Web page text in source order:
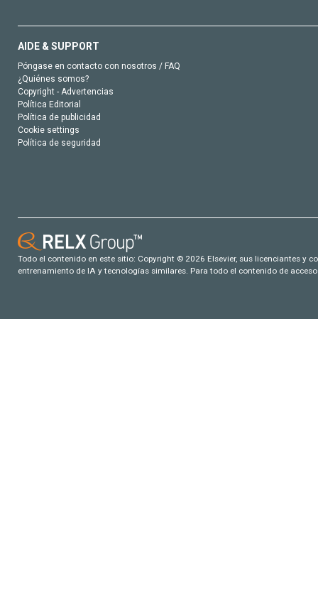
AIDE & SUPPORT
Póngase en contacto con nosotros / FAQ
¿Quiénes somos?
Copyright - Advertencias
Política Editorial
Política de publicidad
Cookie settings
Política de seguridad
Todo el contenido en este sitio: Copyright © 2026 Elsevier, sus licenciantes y
entrenamiento de IA y tecnologías similares. Para todo el contenido de